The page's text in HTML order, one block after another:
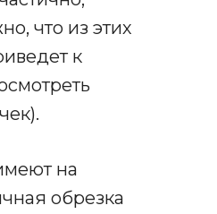
что из этих
к
на
обрезка